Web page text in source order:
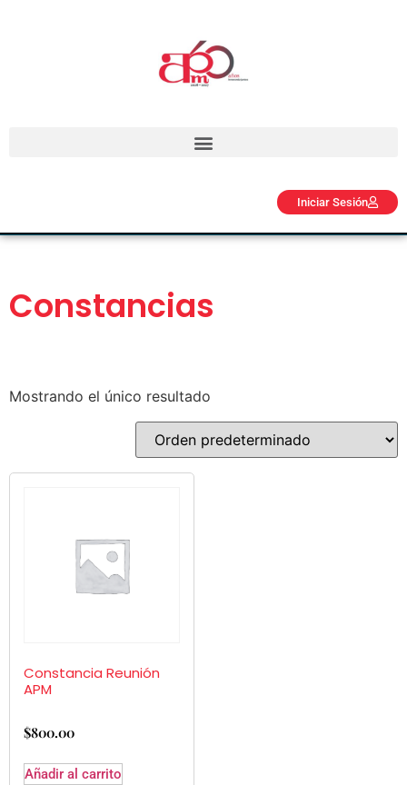
Iniciar Sesión
Constancias
Mostrando el único resultado
Constancia Reunión
APM
$800.00
Añadir al carrito